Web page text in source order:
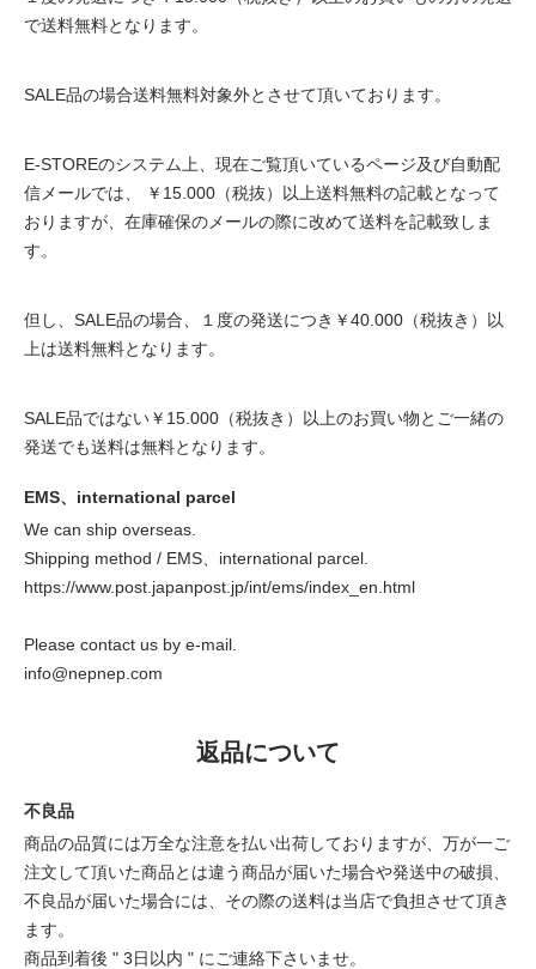
で送料無料となります。
SALE品の場合送料無料対象外とさせて頂いております。
E-STOREのシステム上、現在ご覧頂いているページ及び自動配
信メールでは、 ￥15.000（税抜）以上送料無料の記載となって
おりますが、在庫確保のメールの際に改めて送料を記載致しま
す。
但し、SALE品の場合、１度の発送につき￥40.000（税抜き）以
上は送料無料となります。
SALE品ではない￥15.000（税抜き）以上のお買い物とご一緒の
発送でも送料は無料となります。
EMS、international parcel
We can ship overseas.
Shipping method / EMS、international parcel.
https://www.post.japanpost.jp/int/ems/index_en.html
Please contact us by e-mail.
info@nepnep.com
返品について
不良品
商品の品質には万全な注意を払い出荷しておりますが、万が一ご
注文して頂いた商品とは違う商品が届いた場合や発送中の破損、
不良品が届いた場合には、その際の送料は当店で負担させて頂き
ます。
商品到着後 " 3日以内 " にご連絡下さいませ。